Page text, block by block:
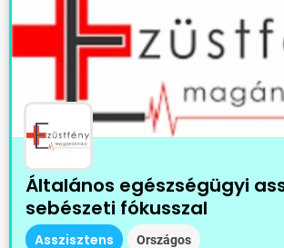
Általános egészségügyi
sebészeti fókusszal
Asszisztens Országos